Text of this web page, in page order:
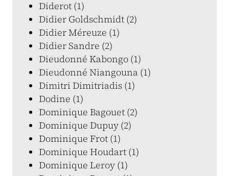
Diderot (1)
Didier Goldschmidt (2)
Didier Méreuze (1)
Didier Sandre (2)
Dieudonné Kabongo (1)
Dieudonné Niangouna (1)
Dimitri Dimitriadis (1)
Dodine (1)
Dominique Bagouet (2)
Dominique Dupuy (2)
Dominique Frot (1)
Dominique Houdart (1)
Dominique Leroy (1)